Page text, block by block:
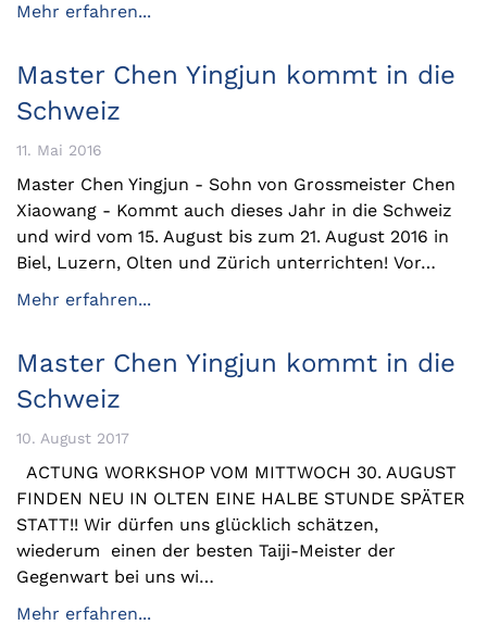
Mehr erfahren...
Master Chen Yingjun kommt in die
Schweiz
11. Mai 2016
Master Chen Yingjun - Sohn von Grossmeister Chen
Xiaowang - Kommt auch dieses Jahr in die Schweiz
und wird vom 15. August bis zum 21. August 2016 in
Biel, Luzern, Olten und Zürich unterrichten! Vor…
Mehr erfahren...
Master Chen Yingjun kommt in die
Schweiz
10. August 2017
ACTUNG WORKSHOP VOM MITTWOCH 30. AUGUST
FINDEN NEU IN OLTEN EINE HALBE STUNDE SPÄTER
STATT!! Wir dürfen uns glücklich schätzen,
wiederum einen der besten Taiji-Meister der
Gegenwart bei uns wi…
Mehr erfahren...